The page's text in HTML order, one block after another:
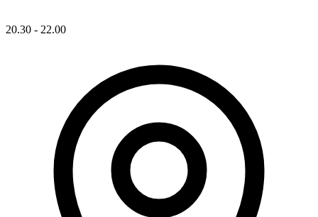
20.30 - 22.00